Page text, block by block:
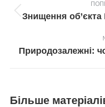
navigation
Знищення
Природозалежні:
Більше